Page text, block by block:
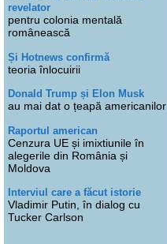
revelator
pentru colonia mentală
românească
Și Hotnews confirmă
teoria înlocuirii
Donald Trump și Elon Musk
au mai dat o țeapă americanilor
Raportul american
Cenzura UE și imixtiunile în
alegerile din România și
Moldova
Interviul care a făcut istorie
Vladimir Putin, în dialog cu
Tucker Carlson